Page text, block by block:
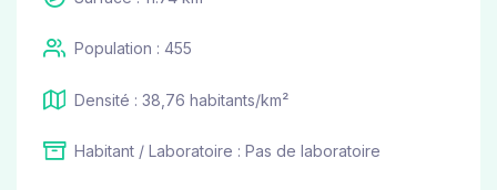
Population : 455
Densité : 38,76 habitants/km²
Habitant / Laboratoire : Pas de laboratoire